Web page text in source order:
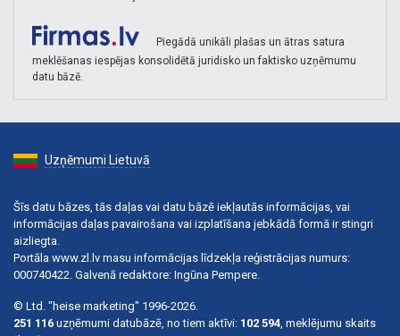
Piegādā unikāli plašas un ātras satura
meklēšanas iespējas konsolidētā juridisko un faktisko uzņēmumu
datu bāzē.
Uzņēmumi Lietuvā
Šīs datu bāzes, tās daļas vai datu bāzē iekļautās informācijas, vai
informācijas daļas pavairošana vai izplatīšana jebkādā formā ir stingri
aizliegta.
Portāla www.zl.lv masu informācijas līdzekļa reģistrācijas numurs:
000740422. Galvenā redaktore: Ingūna Pempere.
© Ltd. "heise marketing" 1996-2026.
251 116 uzņēmumi datubāzē, no tiem aktīvi: 102 594, meklējumu skaits